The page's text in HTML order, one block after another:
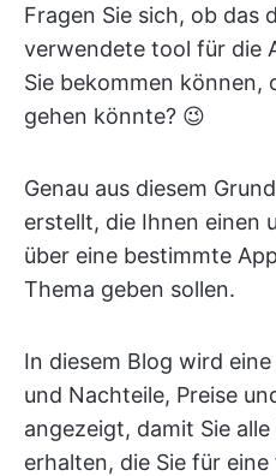
Fragen Sie sich, ob das
verwendete tool für die
Sie bekommen können,
gehen könnte? 😉
Genau aus diesem
erstellt, die Ihnen einen
über eine bestimmte
Thema geben sollen.
In diesem Blog wird
und Nachteile, Preise
angezeigt, damit Sie
erhalten, die Sie für